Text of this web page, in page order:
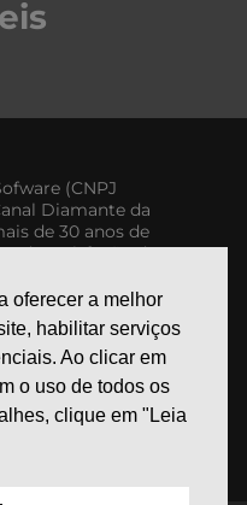
(CNPJ
Diamante da
de 30 anos de
de satisfação de
oferecer a melhor
habilitar serviços
Ao clicar em
o uso de todos os
clique em "Leia